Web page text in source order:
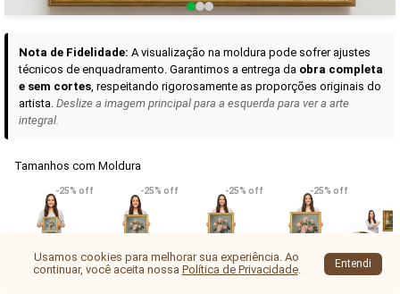
VER DETALHES
Madona de Loreto
VER DETALHES
Narciso- caravaggio
VER
Maria
uma Rosa
Consultoria online
Nota de Fidelidade: A visualização na moldura pode sofrer ajustes
técnicos de enquadramento. Garantimos a entrega da obra completa
e sem cortes, respeitando rigorosamente as proporções originais do
artista. Deslize a imagem principal para a esquerda para ver a arte
integral.
Tamanhos com Moldura
-25% off -25% off -25% off -25% off
Usamos cookies para melhorar sua experiência. Ao
continuar, você aceita nossa Política de Privacidade. Entendi